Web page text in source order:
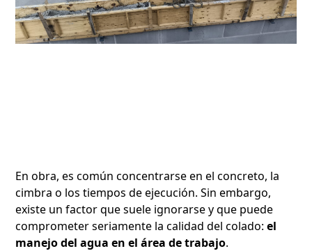
En obra, es común concentrarse en el concreto, la
cimbra o los tiempos de ejecución. Sin embargo,
existe un factor que suele ignorarse y que puede
comprometer seriamente la calidad del colado:el
manejo del agua en el área de trabajo.